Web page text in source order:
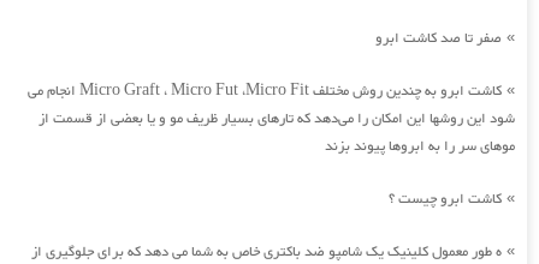
» صفر تا صد کاشت ابرو
»
کاشت ابرو به چندین روش مختلف Micro Graft ، Micro Fut ،Micro Fit انجام می
شود این روشها این امکان را می‌دهد که تارهای بسیار ظریف مو و یا بعضی از قسمت از
موهای سر را به ابروها پیوند بزند
» کاشت ابرو چیست ؟
» ه طور معمول کلینیک یک شامپو ضد باکتری خاص به شما می دهد که برای جلوگیری از